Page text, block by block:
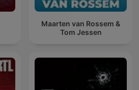
Maarten van Rossem &
Tom Jessen